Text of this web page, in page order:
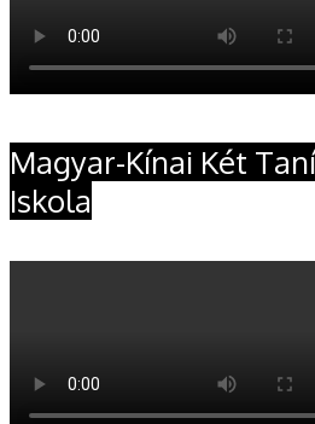
Magyar-Kínai Két
Iskola